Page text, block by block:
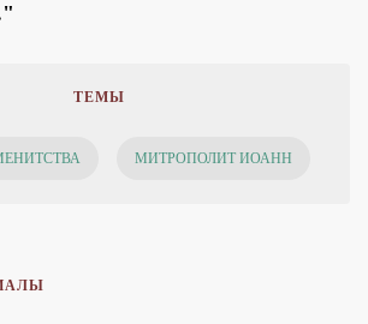
ТЕМЫ
МИТРОПОЛИТ ИОАНН